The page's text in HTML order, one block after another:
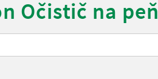
Očistič na peň